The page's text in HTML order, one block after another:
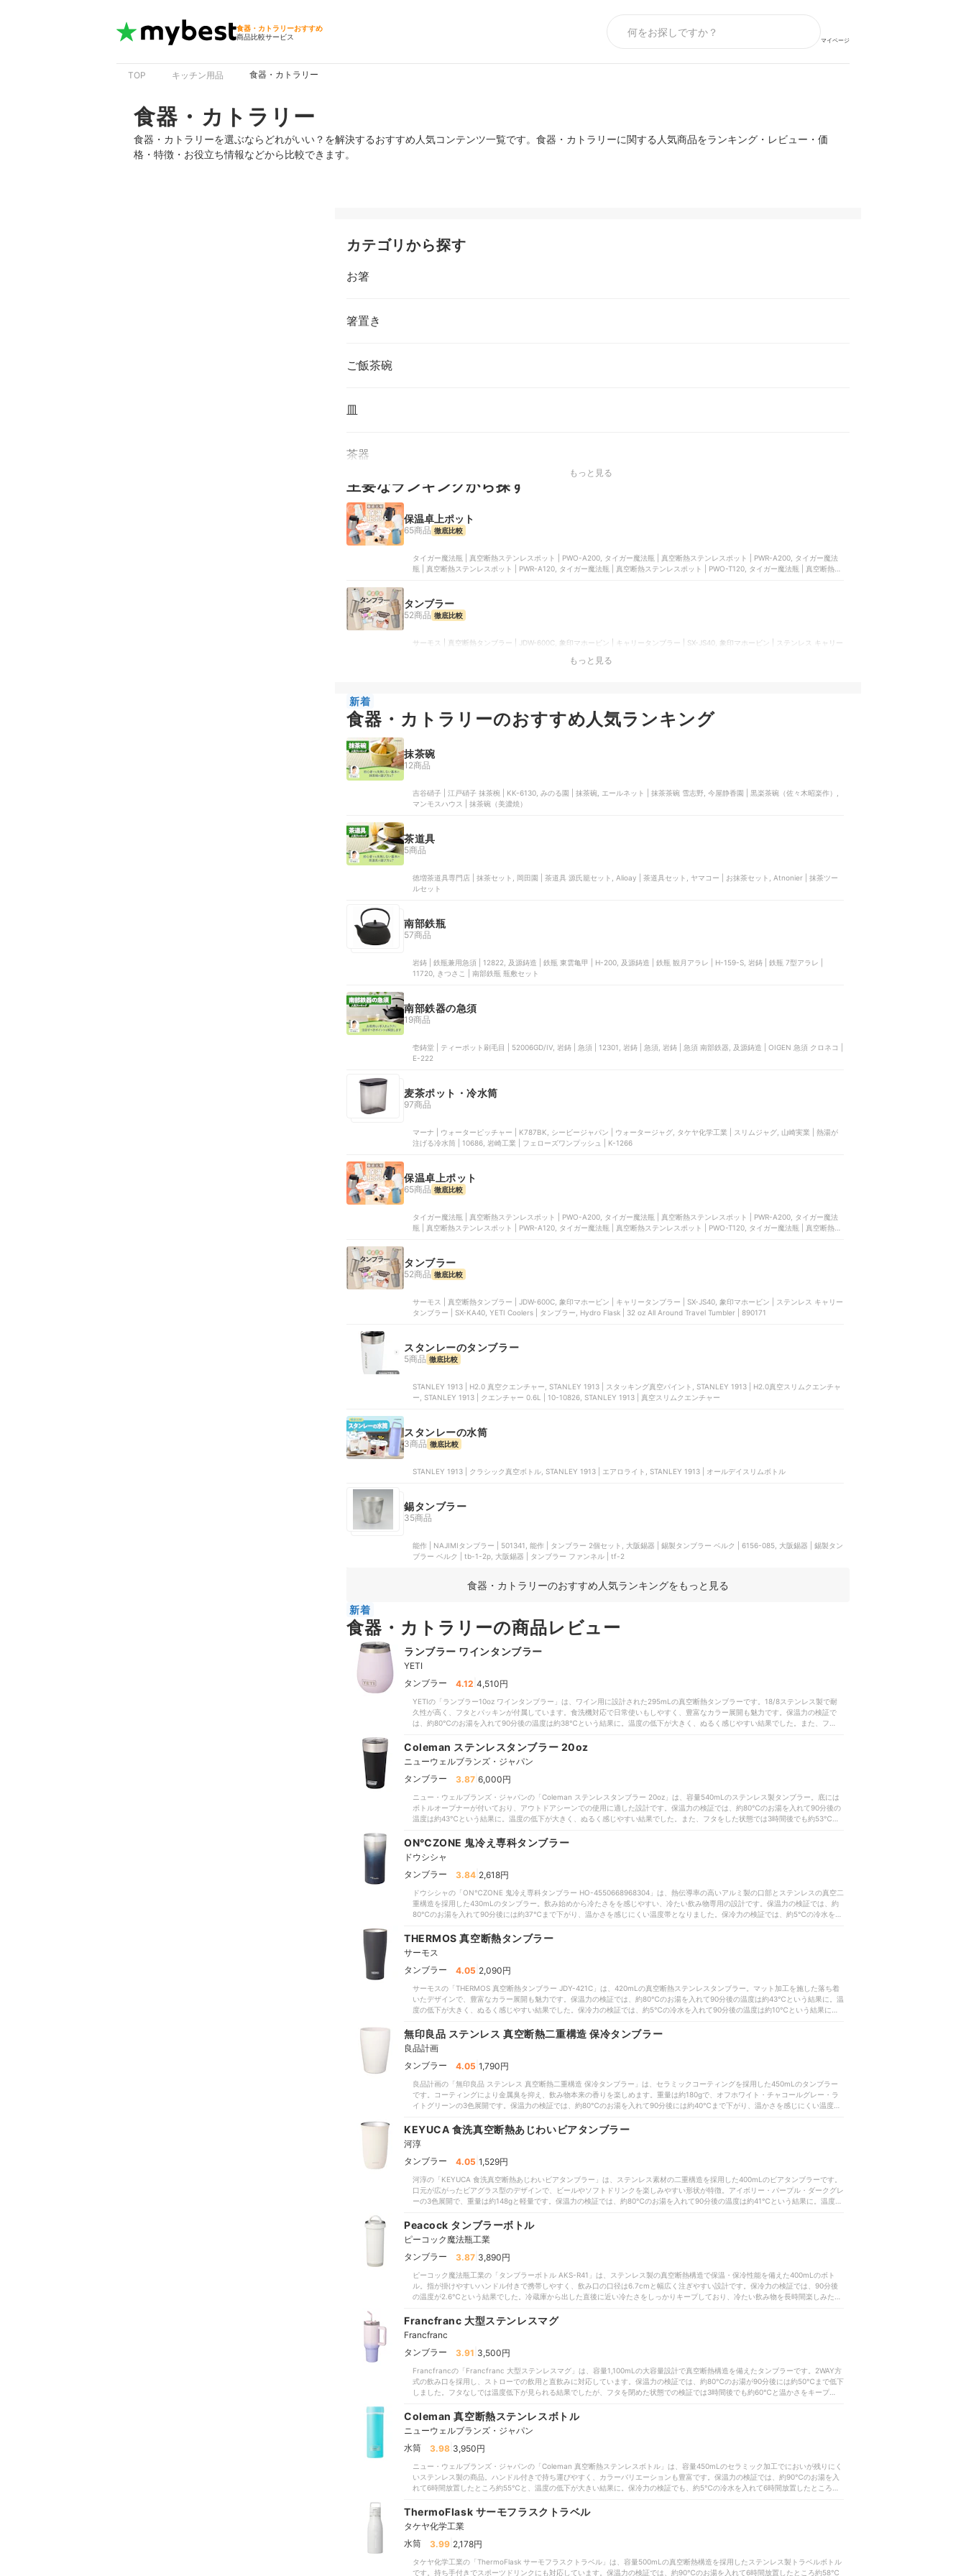
食器・カトラリーおすすめ
商品比較サービス
マイページ
TOP キッチン用品 食器・カトラリー
食器・カトラリー
食器・カトラリーを選ぶならどれがいい？を解決するおすすめ人気コンテンツ一覧です。食器・カトラリーに関する人気商品をランキング・レビュー・価
格・特徴・お役立ち情報などから比較できます。
カテゴリから探す
お箸
箸置き
ご飯茶碗
皿
茶器
もっと見る
主要なランキングから探す
保温卓上ポット
65商品 徹底比較
タイガー魔法瓶 | 真空断熱ステンレスポット | PWO-A200, タイガー魔法瓶 | 真空断熱ステンレスポット | PWR-A200, タイガー魔法
瓶 | 真空断熱ステンレスポット | PWR-A120, タイガー魔法瓶 | 真空断熱ステンレスポット | PWO-T120, タイガー魔法瓶 | 真空断熱ス
タンブラー
52商品 徹底比較
サーモス | 真空断熱タンブラー | JDW-600C, 象印マホービン | キャリータンブラー | SX-JS40, 象印マホービン | ステンレス キャリー
もっと見る
新着
食器・カトラリーのおすすめ人気ランキング
抹茶碗
12商品
吉谷硝子 | 江戸硝子 抹茶椀 | KK-6130, みのる園 | 抹茶碗, エールネット | 抹茶茶碗 雪志野, 今屋静香園 | 黒楽茶碗（佐々木昭楽作）,
マンモスハウス | 抹茶碗（美濃焼）
茶道具
5商品
徳増茶道具専門店 | 抹茶セット, 岡田園 | 茶道具 源氏籠セット, Alioay | 茶道具セット, ヤマコー | お抹茶セット, Atnonier | 抹茶ツー
ルセット
南部鉄瓶
57商品
岩鋳 | 鉄瓶兼用急須 | 12822, 及源鋳造 | 鉄瓶 東雲亀甲 | H-200, 及源鋳造 | 鉄瓶 観月アラレ | H-159-S, 岩鋳 | 鉄瓶 7型アラレ |
11720, きつさこ | 南部鉄瓶 瓶敷セット
南部鉄器の急須
19商品
壱鋳堂 | ティーポット刷毛目 | 52006GD/IV, 岩鋳 | 急須 | 12301, 岩鋳 | 急須, 岩鋳 | 急須 南部鉄器, 及源鋳造 | OIGEN 急須 クロネコ |
E-222
麦茶ポット・冷水筒
97商品
マーナ | ウォーターピッチャー | K787BK, シービージャパン | ウォータージャグ, タケヤ化学工業 | スリムジャグ, 山崎実業 | 熱湯が
注げる冷水筒 | 10686, 岩崎工業 | フェローズワンプッシュ | K-1266
保温卓上ポット
65商品 徹底比較
タイガー魔法瓶 | 真空断熱ステンレスポット | PWO-A200, タイガー魔法瓶 | 真空断熱ステンレスポット | PWR-A200, タイガー魔法
瓶 | 真空断熱ステンレスポット | PWR-A120, タイガー魔法瓶 | 真空断熱ステンレスポット | PWO-T120, タイガー魔法瓶 | 真空断熱ス
タンブラー
52商品 徹底比較
サーモス | 真空断熱タンブラー | JDW-600C, 象印マホービン | キャリータンブラー | SX-JS40, 象印マホービン | ステンレス キャリー
タンブラー | SX-KA40, YETI Coolers | タンブラー, Hydro Flask | 32 oz All Around Travel Tumbler | 890171
スタンレーのタンブラー
5商品 徹底比較
STANLEY 1913 | H2.0 真空クエンチャー, STANLEY 1913 | スタッキング真空パイント, STANLEY 1913 | H2.0真空スリムクエンチャ
ー, STANLEY 1913 | クエンチャー 0.6L | 10-10826, STANLEY 1913 | 真空スリムクエンチャー
スタンレーの水筒
3商品 徹底比較
STANLEY 1913 | クラシック真空ボトル, STANLEY 1913 | エアロライト, STANLEY 1913 | オールデイスリムボトル
錫タンブラー
35商品
能作 | NAJIMIタンブラー | 501341, 能作 | タンブラー 2個セット, 大阪錫器 | 錫製タンブラー ベルク | 6156-085, 大阪錫器 | 錫製タン
ブラー ベルク | tb-1-2p, 大阪錫器 | タンブラー ファンネル | tf-2
食器・カトラリーのおすすめ人気ランキングをもっと見る
新着
食器・カトラリーの商品レビュー
ランブラー ワインタンブラー
YETI
タンブラー
4.12 4,510円
YETIの「ランブラー10oz ワインタンブラー」は、ワイン用に設計された295mLの真空断熱タンブラーです。18/8ステンレス製で耐
久性が高く、フタとパッキンが付属しています。食洗機対応で日常使いもしやすく、豊富なカラー展開も魅力です。保温力の検証で
は、約80℃のお湯を入れて90分後の温度は約38℃という結果に。温度の低下が大きく、ぬるく感じやすい結果でした。また、フタを
後の温度は約9℃と温度上昇がみられ、冷たさの維持も十分とはいえませんでした。手入れに必要なパーツは4個ですが、食洗機に対
応しているため毎日の洗浄の負担は軽減できます。ただし、パッキンを取り外して洗う必要があるため、細かいパーツの管理には注意
が必要です。ワイン用にデザインされたコンパクトなサイズは魅力ですが、保温・保冷力ともに十分とはいえない結果でした。温度キ
ープ力を重視するなら、ほかの商品を検討した方がよいでしょう。
Coleman ステンレスタンブラー 20oz
ニューウェルブランズ・ジャパン
タンブラー
3.87 6,000円
ニュー・ウェルブランズ・ジャパンの「Coleman ステンレスタンブラー 20oz」は、容量540mLのステンレス製タンブラー。底には
ボトルオープナーが付いており、アウトドアシーンでの使用に適した設計です。保温力の検証では、約80℃のお湯を入れて90分後の
温度は約43℃という結果に。温度の低下が大きく、ぬるく感じやすい結果でした。また、フタをした状態では3時間後でも約53℃を
ツは4個で、食洗機には対応していないため毎日手洗いが必要です。パッキンを取り外して洗う手間がかかるうえ、細かいパーツを紛
失しないよう管理にも注意が必要です。日々の手入れに手間をかけたくない人には、やや負担に感じるでしょう。保温・保冷力の低下
が大きく、手入れにも手間がかかる点は気になるところです。底のボトルオープナーなどアウトドア向けの機能は魅力ですが、温度キ
ープ力や手入れのしやすさを重視するならほかの商品を検討した方がいいでしょう。
ON℃ZONE 鬼冷え専科タンブラー
ドウシシャ
タンブラー
3.84 2,618円
ドウシシャの「ON℃ZONE 鬼冷え専科タンブラー HO-4550668968304」は、熱伝導率の高いアルミ製の口部とステンレスの真空二
重構造を採用した430mLのタンブラー。飲み始めから冷たさをを感じやすい、冷たい飲み物専用の設計です。保温力の検証では、約
80℃のお湯を入れて90分後には約37℃まで下がり、温かさを感じにくい温度帯となりました。保冷力の検証では、約5℃の冷水を入
本体のみで、さっと手洗いするだけで済みます。ただし、食洗機には対応していない点には注意が必要です。飲み始めの冷感は魅力で
すが、保温・保冷力ともに十分とはいえない結果でした。温度をしっかりキープしたい人はほかの商品を検討した方がよいでしょう。
THERMOS 真空断熱タンブラー
サーモス
タンブラー
4.05 2,090円
サーモスの「THERMOS 真空断熱タンブラー JDY-421C」は、420mLの真空断熱ステンレスタンブラー。マット加工を施した落ち着
いたデザインで、豊富なカラー展開も魅力です。保温力の検証では、約80℃のお湯を入れて90分後の温度は約43℃という結果に。温
度の低下が大きく、ぬるく感じやすい結果でした。保冷力の検証では、約5℃の冷水を入れて90分後の温度は約10℃という結果に。
機にも対応しているため、毎日の洗浄の手間を大幅に省けます。手入れに必要なパーツは本体のみで手軽に洗えますが、保温・保冷力
ともに十分とはいえない結果でした。温度をしっかりキープしたい人はほかの商品を検討した方がよいでしょう。
無印良品 ステンレス 真空断熱二重構造 保冷タンブラー
良品計画
タンブラー
4.05 1,790円
良品計画の「無印良品 ステンレス 真空断熱二重構造 保冷タンブラー」は、セラミックコーティングを採用した450mLのタンブラー
です。コーティングにより金属臭を抑え、飲み物本来の香りを楽しめます。重量は約180gで、オフホワイト・チャコールグレー・ラ
イトグリーンの3色展開です。保温力の検証では、約80℃のお湯を入れて90分後には約40℃まで下がり、温かさを感じにくい温度ま
結果でした。手入れに必要なパーツは本体のみで、食洗機でそのまま洗えます。毎日気軽に使い続けられる手軽さが魅力です。セラミ
ックコーティングによる金属臭のなさは魅力ですが、保温・保冷力ともに十分とはいえない結果でした。温度をしっかりキープしたい
人はほかの商品を検討した方がよいでしょう。
KEYUCA 食洗真空断熱あじわいビアタンブラー
河淳
タンブラー
4.05 1,529円
河淳の「KEYUCA 食洗真空断熱あじわいビアタンブラー」は、ステンレス素材の二重構造を採用した400mLのビアタンブラーです。
口元が広がったビアグラス型のデザインで、ビールやソフトドリンクを楽しみやすい形状が特徴。アイボリー・パープル・ダークグレ
ーの3色展開で、重量は約148gと軽量です。保温力の検証では、約80℃のお湯を入れて90分後の温度は約41℃という結果に。温度の
温度上昇が見られ、冷たさの維持も十分とはいえませんでした。本体のみのシンプルな構造で食洗機にも対応しており、毎日の洗浄負
担を軽減しやすいことが魅力です。手入れのしやすさを重視する人に向いているでしょう。本体のみのシンプルな構造で食洗機にも対
応しており、毎日の洗浄負担を軽減しやすいのが魅力です。一方で、保温・保冷力は十分とはいえず、温度を長時間キープしたい人は
ほかの商品も検討してください。
Peacock タンブラーボトル
ピーコック魔法瓶工業
タンブラー
3.87 3,890円
ピーコック魔法瓶工業の「タンブラーボトル AKS-R41」は、ステンレス製の真空断熱構造で保温・保冷性能を備えた400mLのボト
ル。指が掛けやすいハンドル付きで携帯しやすく、飲み口の口径は6.7cmと幅広く注ぎやすい設計です。保冷力の検証では、90分後
の温度が2.6℃という結果でした。冷蔵庫から出した直後に近い冷たさをしっかりキープしており、冷たい飲み物を長時間楽しみたい
るさを感じる温度帯であり、温かさへの満足感は不足している結果です。フタつき状態でも3時間後の温度は16.5℃にとどまり、長時
間にわたって温かい飲み物を楽しみたい人には物足りない保温性能です。また、手入れの必要なパーツが4個あり、パッキンも取り外
す必要があるため、洗浄に手間がかかるつくりといえます。保温性能の低さと手入れの手間が気になるものの、優れた保冷性能を活か
して夏場や暑い環境での使用を想定している人におすすめです。温かい飲み物を長時間保ちたい人や、毎日の手入れを手軽に済ませた
Francfranc 大型ステンレスマグ
Francfranc
タンブラー
3.91 3,500円
Francfrancの「Francfranc 大型ステンレスマグ」は、容量1,100mLの大容量設計で真空断熱構造を備えたタンブラーです。2WAY方
式の飲み口を採用し、ストローでの飲用と直飲みに対応しています。保温力の検証では、約80℃のお湯が90分後には約50℃まで低下
しました。フタなしでは温度低下が見られる結果でしたが、フタを閉めた状態での検証では3時間後でも約60℃と温かさをキープ。ま
入れのしやすさの検証では、洗浄が必要なパーツは6個。パーツを分解して洗う必要があるうえ、食洗機にも対応していないため手洗
いが必要な点は惜しいポイントといえます。手入れには手間がかかるうえ、フタなしでは保温力が落ちる点に注意が必要です。フタを
閉めて温かい飲み物を長時間持ち歩きたい人や、大容量のタンブラーで冷たい飲み物を保冷したい人に向いています。
Coleman 真空断熱ステンレスボトル
ニューウェルブランズ・ジャパン
水筒
3.98 3,950円
ニュー・ウェルブランズ・ジャパンの「Coleman 真空断熱ステンレスボトル」は、容量450mLのセラミック加工でにおいが残りにく
いステンレス製の商品。ハンドル付きで持ち運びやすく、カラーバリエーションも豊富です。保温力の検証では、約90℃のお湯を入
れて6時間放置したところ約55℃と、温度の低下が大きい結果に。保冷力の検証でも、約5℃の冷水を入れて6時間放置したところ約
対応なので日々の洗浄の手間は軽減できます。セラミック加工によるにおいのつきにくさは魅力ですが、保温・保冷力を重視するなら
ほかの商品を検討した方がよいでしょう。
ThermoFlask サーモフラスクトラベル
タケヤ化学工業
水筒
3.99 2,178円
タケヤ化学工業の「ThermoFlask サーモフラスクトラベル」は、容量500mLの真空断熱構造を採用したステンレス製トラベルボトル
です。持ち手付きでスポーツドリンクにも対応しています。保温力の検証では、約90℃のお湯を入れて6時間放置したところ約58℃